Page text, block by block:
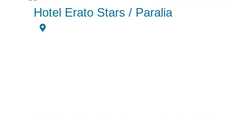
Hotel Erato Stars / Paralia